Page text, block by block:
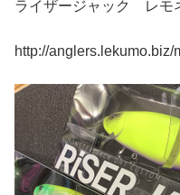
ライザージャック レモ
http://anglers.lekumo.biz/